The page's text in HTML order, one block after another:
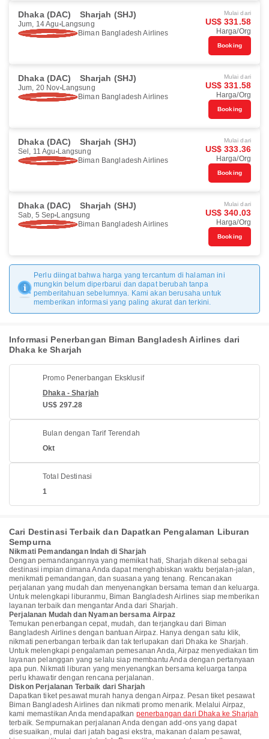
Dhaka (DAC) Sharjah (SHJ)
Jum, 14 Agu Langsung
Biman Bangladesh Airlines
Mulai dari
US$ 331.58
Harga/Org
Booking
Dhaka (DAC) Sharjah (SHJ)
Jum, 20 Nov Langsung
Biman Bangladesh Airlines
Mulai dari
US$ 331.58
Harga/Org
Booking
Dhaka (DAC) Sharjah (SHJ)
Sel, 11 Agu Langsung
Biman Bangladesh Airlines
Mulai dari
US$ 333.36
Harga/Org
Booking
Dhaka (DAC) Sharjah (SHJ)
Sab, 5 Sep Langsung
Biman Bangladesh Airlines
Mulai dari
US$ 340.03
Harga/Org
Booking
Perlu diingat bahwa harga yang tercantum di halaman ini
mungkin belum diperbarui dan dapat berubah tanpa
pemberitahuan sebelumnya. Kami akan berusaha untuk
memberikan informasi yang paling akurat dan terkini.
Informasi Penerbangan Biman Bangladesh Airlines dari
Dhaka ke Sharjah
Promo Penerbangan Eksklusif
Dhaka - Sharjah
US$ 297.28
Bulan dengan Tarif Terendah
Okt
Total Destinasi
1
Cari Destinasi Terbaik dan Dapatkan Pengalaman Liburan
Sempurna
Nikmati Pemandangan Indah di Sharjah
Dengan pemandangannya yang memikat hati, Sharjah dikenal sebagai
destinasi impian dimana Anda dapat menghabiskan waktu berjalan-jalan,
menikmati pemandangan, dan suasana yang tenang. Rencanakan
perjalanan yang mudah dan menyenangkan bersama teman dan keluarga.
Untuk melengkapi liburanmu, Biman Bangladesh Airlines siap memberikan
layanan terbaik dan mengantar Anda dari Sharjah.
Perjalanan Mudah dan Nyaman bersama Airpaz
Temukan penerbangan cepat, mudah, dan terjangkau dari Biman
Bangladesh Airlines dengan bantuan Airpaz. Hanya dengan satu klik,
nikmati penerbangan terbaik dan tak terlupakan dari Dhaka ke Sharjah.
Untuk melengkapi pengalaman pemesanan Anda, Airpaz menyediakan tim
layanan pelanggan yang selalu siap membantu Anda dengan pertanyaan
apa pun. Nikmati liburan yang menyenangkan bersama keluarga tanpa
perlu khawatir dengan rencana perjalanan.
Diskon Perjalanan Terbaik dari Sharjah
Dapatkan tiket pesawat murah hanya dengan Airpaz. Pesan tiket pesawat
Biman Bangladesh Airlines dan nikmati promo menarik. Melalui Airpaz,
kami memastikan Anda mendapatkan penerbangan dari Dhaka ke Sharjah
terbaik. Sempurnakan perjalanan Anda dengan add-ons yang dapat
disesuaikan, mulai dari jatah bagasi ekstra, makanan dalam pesawat,